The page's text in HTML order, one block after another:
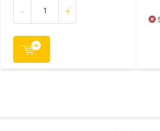
- +